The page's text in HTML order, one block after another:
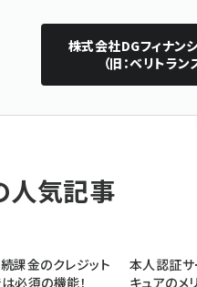
株式会社DGフィナン
（旧：ベリトラ
人気記事
課金のクレジット
必須の機能！
本人認証サ
キュアのメ